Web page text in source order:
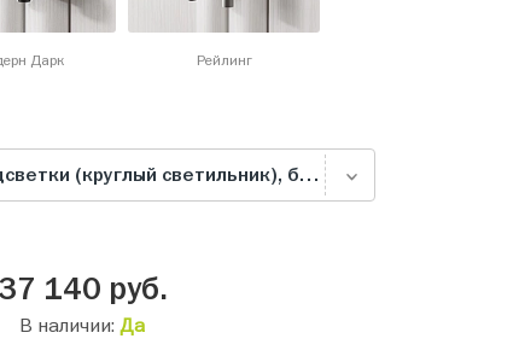
Дарк Рейлинг
Комплект светодиодной подсветки (круглый светильник), белая
37 140 руб.
В наличии: Да